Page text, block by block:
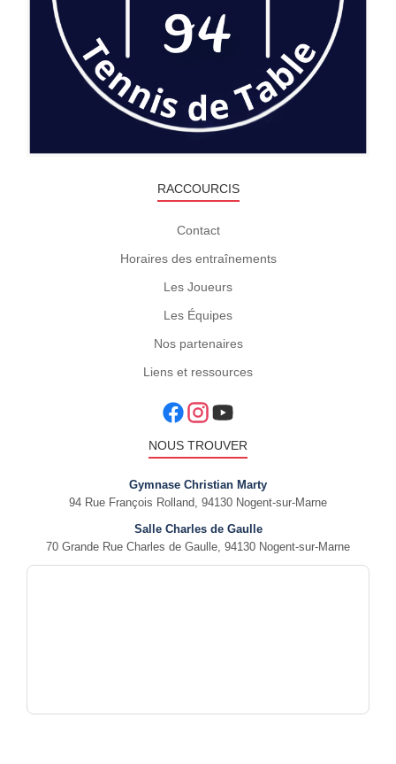
RACCOURCIS
Contact
Horaires des entraînements
Les Joueurs
Les Équipes
Nos partenaires
Liens et ressources
NOUS TROUVER
Gymnase Christian Marty
94 Rue François Rolland, 94130 Nogent-sur-Marne
Salle Charles de Gaulle
70 Grande Rue Charles de Gaulle, 94130 Nogent-sur-Marne